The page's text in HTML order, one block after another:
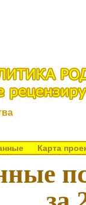
Карта